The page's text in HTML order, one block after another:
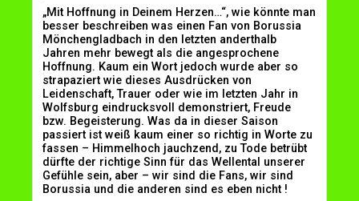
„Mit Hoffnung in Deinem Herzen…“, wie könnte man
besser beschreiben was einen Fan von Borussia
Mönchengladbach in den letzten anderthalb
Jahren mehr bewegt als die angesprochene
Hoffnung. Kaum ein Wort jedoch wurde aber so
strapaziert wie dieses Ausdrücken von
Leidenschaft, Trauer oder wie im letzten Jahr in
Wolfsburg eindrucksvoll demonstriert, Freude
bzw. Begeisterung. Was da in dieser Saison
passiert ist weiß kaum einer so richtig in Worte zu
fassen – Himmelhoch jauchzend, zu Tode betrübt
dürfte der richtige Sinn für das Wellental unserer
Gefühle sein, aber – wir sind die Fans, wir sind
Borussia und die anderen sind es eben nicht !